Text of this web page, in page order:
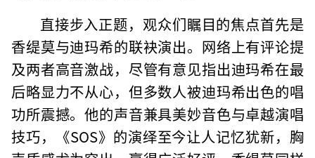
直接步入正题，观众们瞩目的焦点首先是
香缇莫与迪玛希的联袂演出。网络上有评论提
及两者高音激战，尽管有意见指出迪玛希在最
后略显力不从心，但多数人被迪玛希出色的唱
功所震撼。他的声音兼具美妙音色与卓越演唱
技巧，《SOS》的演绎至今让人记忆犹新，胸